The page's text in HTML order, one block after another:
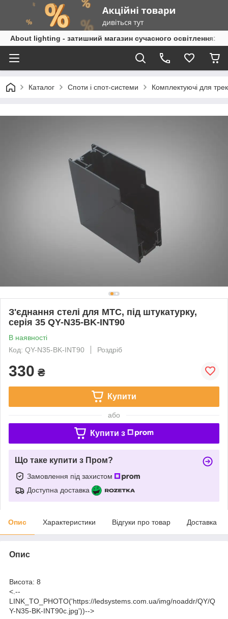
About lighting - затишний магазин сучасного освітлення:
Каталог Споти і спот-системи Комплектуючі для
З'єднання стелі для МТС, під штукатурку,
серія 35 QY-N35-BK-INT90
В наявності
Код: QY-N35-BK-INT90
Роздріб
330 ₴
Купити
або
Купити з
Що таке купити з Пром?
Замовлення під захистом
Доступна доставка
Опис Характеристики Відгуки про товар Доставка
Опис
Висота: 8
<.--
LINK_TO_PHOTO('https://ledsystems.com.ua/img/noaddr/QY/Q
Y-N35-BK-INT90c.jpg'))-->